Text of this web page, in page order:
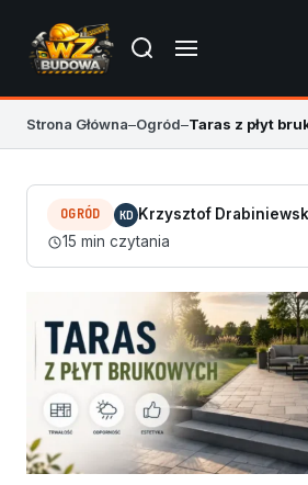
Strona Główna–Ogród–
OGRÓD KD Krzysztof
15 min czytania